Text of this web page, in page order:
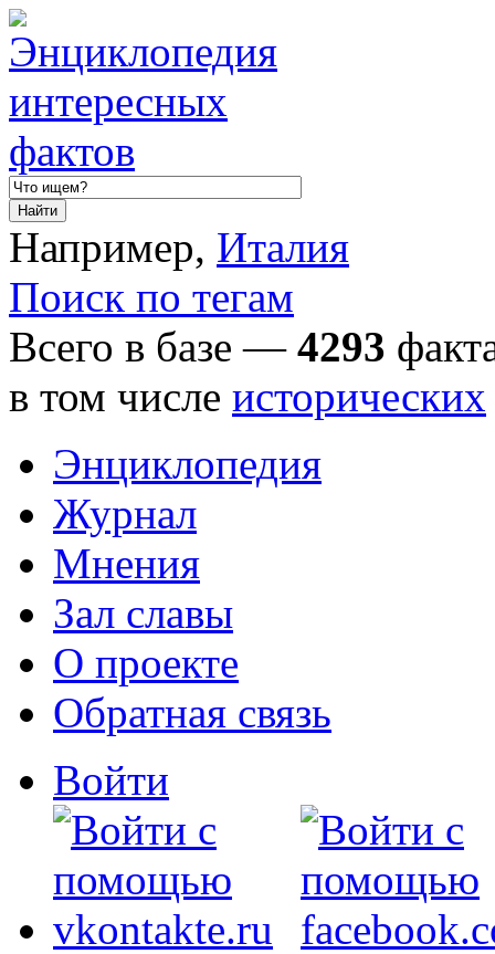
Например, Италия
Поиск по тегам
Всего в базе — 4293
в том числе исторических
Энциклопедия
Журнал
Мнения
Зал славы
О проекте
Обратная связь
Войти